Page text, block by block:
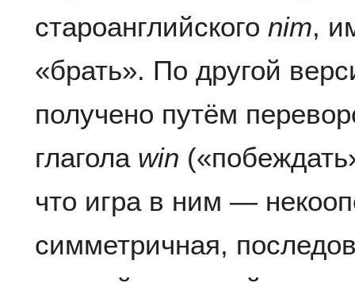
староанглийского nim,
«брать». По другой
получено путём
глагола win
что игра в ним —
симметричная,